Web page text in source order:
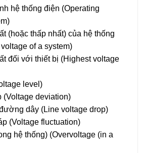
hệ thống điện (Operating
(hoặc thấp nhất) của hệ thống
of a system)
đối với thiết bị (Highest voltage
level)
deviation)
dây (Line voltage drop)
(Voltage fluctuation)
hệ thống) (Overvoltage (in a